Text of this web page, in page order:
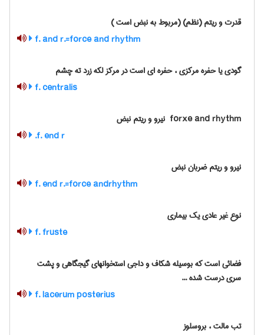
قدرت و ریتم (نظم) (مربوط به نبض است )
f. and r.=force and rhythm
گودی یا حفره مرکزی ، حفره ای است در مرکز لکه زرد ته چشم
f. centralis
‎ forxe and rhythm نیرو و ریتم نبض
f. end r.
نیرو و ریتم ضربان نبض
f. end r.=force andrhythm
نوع غیر عادی یک بیماری
f. fruste
فضائی است که بوسیله شکاف و داجی استخوانهای گیجگاهی و پشت
سری درست شده ...
f. lacerum posterius
تب مالت ، بروسلوز